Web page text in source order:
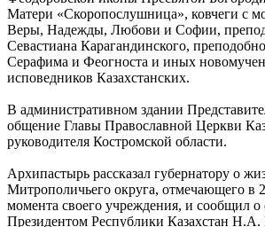
Матери «Скоропослушница», ковчеги с
Веры, Надежды, Любови и Софии,
Севастиана Карагандинского,
Серафима и Феогноста и иных
исповедников Казахстанских.
В административном здании
общение Главы Православной Церкви
руководителя Костромской области.
Архипастырь рассказал губернатору о
Митрополичьего округа, отмечающего в
момента своего учреждения, и сообщил о
Президентом Республики Казахстан Н.А.